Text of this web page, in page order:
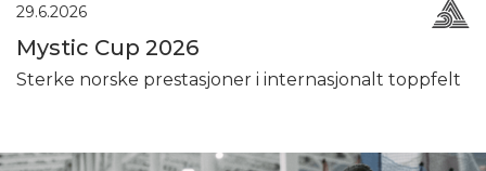
29.6.2026
Mystic Cup 2026
Sterke norske prestasjoner i internasjonalt toppfelt